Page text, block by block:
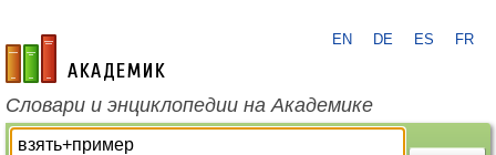
academic.ru
EN DE ES FR
Словари и энциклопедии на Академике